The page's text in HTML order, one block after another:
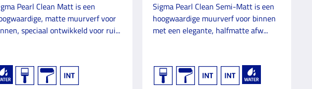
Pearl Clean Matt is een
matte muurverf voor
speciaal ontwikkeld voor rui...
Sigma Pearl Clean Semi-Matt is een
hoogwaardige muurverf voor binnen
met een elegante, halfmatte afw...